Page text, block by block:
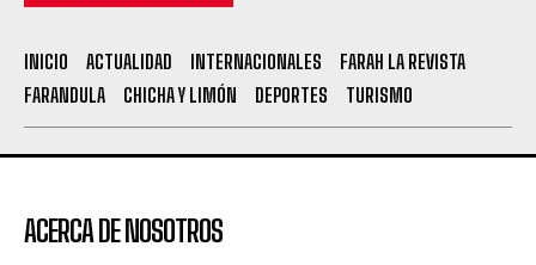
INICIO ACTUALIDAD INTERNACIONALES
FARAH LA REVISTA
FARANDULA
CHICHA Y LIMÓN DEPORTES TURISMO
ACERCA DE NOSOTROS